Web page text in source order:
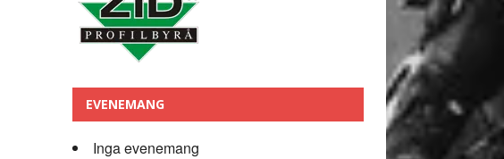
EVENEMANG
Inga evenemang